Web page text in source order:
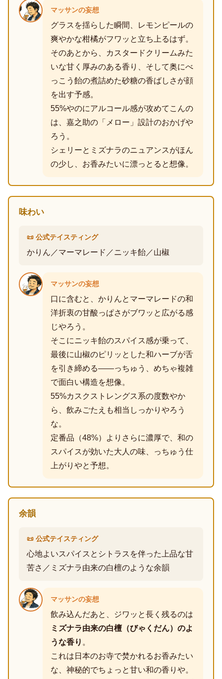
マッサンの妄想
グラスを揺らした瞬間、レモンピールの
爽やかな柑橘がフワッと立ち上るはず。
そのあとから、カスタードクリームみた
いな甘く厚みのある香り、そして奥にべ
っこう飴の煮詰めた砂糖の香ばしさが顔
を出す予感。
55%やのにアルコール感が攻めてこんの
は、嘉之助の「メロー」設計のおかげや
ろう。
シェリーとミズナラのニュアンスがほん
の少し、お香みたいに漂っとると想像。
味わい
📜 公式テイスティング
かりん／マーマレード／ニッキ飴／山椒
マッサンの妄想
口に含むと、かりんとマーマレードの和
洋折衷の甘酸っぱさがブワッと広がる感
じやろう。
そこにニッキ飴のスパイス感が乗って、
最後に山椒のピリッとした和ハーブが舌
を引き締める——っちゅう、めちゃ複雑
で面白い構造を想像。
55%カスクストレングス系の度数やか
ら、飲みごたえも相当しっかりやろう
な。
定番品（48%）よりさらに濃厚で、和の
スパイスが効いた大人の味、っちゅう仕
上がりやと予想。
余韻
📜 公式テイスティング
心地よいスパイスとシトラスを伴った上品な甘
苦さ／ミズナラ由来の白檀のような余韻
マッサンの妄想
飲み込んだあと、ジワッと長く残るのは
ミズナラ由来の白檀（びゃくだん）のよ
うな香り 。
これは日本のお寺で焚かれるお香みたい
な、神秘的でちょっと甘い和の香りや。